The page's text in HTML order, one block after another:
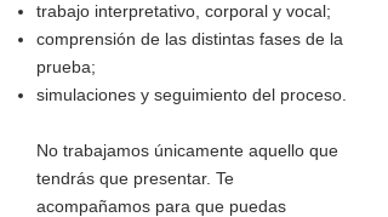
trabajo interpretativo, corporal y vocal;
comprensión de las distintas fases de la
prueba;
simulaciones y seguimiento del proceso.
No trabajamos únicamente aquello que
tendrás que presentar. Te
acompañamos para que puedas